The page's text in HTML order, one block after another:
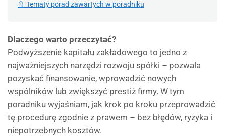
🔖 Tematy porad zawartych w poradniku
Dlaczego warto przeczytać?
Podwyższenie kapitału zakładowego to jedno z
najważniejszych narzędzi rozwoju spółki – pozwala
pozyskać finansowanie, wprowadzić nowych
wspólników lub zwiększyć prestiż firmy. W tym
poradniku wyjaśniam, jak krok po kroku przeprowadzić
tę procedurę zgodnie z prawem – bez błędów, ryzyka i
niepotrzebnych kosztów.